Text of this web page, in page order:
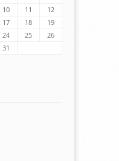
10 11
12
17 18
19
24 25
26
31